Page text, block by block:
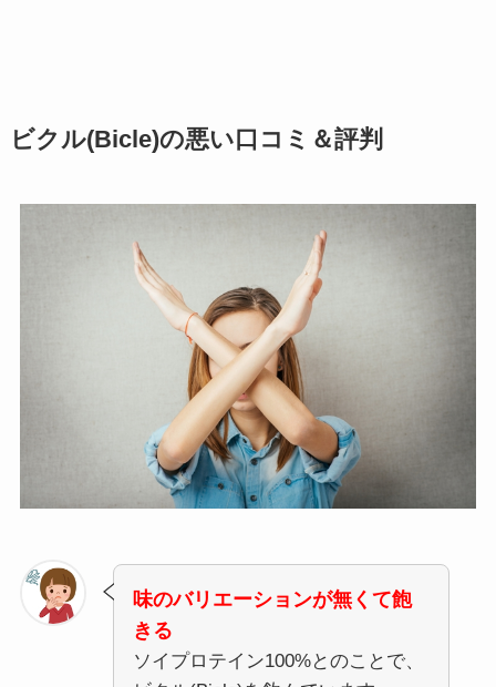
ビクル(Bicle)の悪い口コミ＆評判
味のバリエーションが無くて飽
きる
ソイプロテイン100%とのことで、